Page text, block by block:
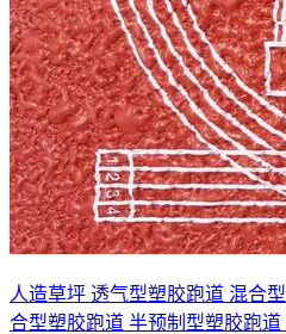
人造草坪 透气型塑胶跑道 混合
合型塑胶跑道 半预制型塑胶跑道